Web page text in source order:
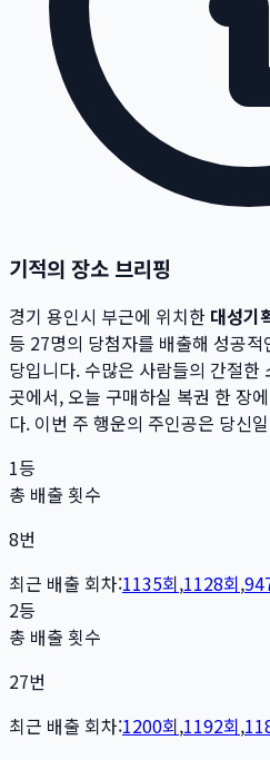
기적의 장소 브리핑
경기 용인시 부근에 위치한 대성기
등 27명의 당첨자를 배출해 성공
당입니다. 수많은 사람들의 간절한
곳에서, 오늘 구매하실 복권 한 장
다. 이번 주 행운의 주인공은 당신
1등
총 배출 횟수
8번
최근 배출 회차:1135회,1128회,
2등
총 배출 횟수
27번
최근 배출 회차:1200회,1192회,